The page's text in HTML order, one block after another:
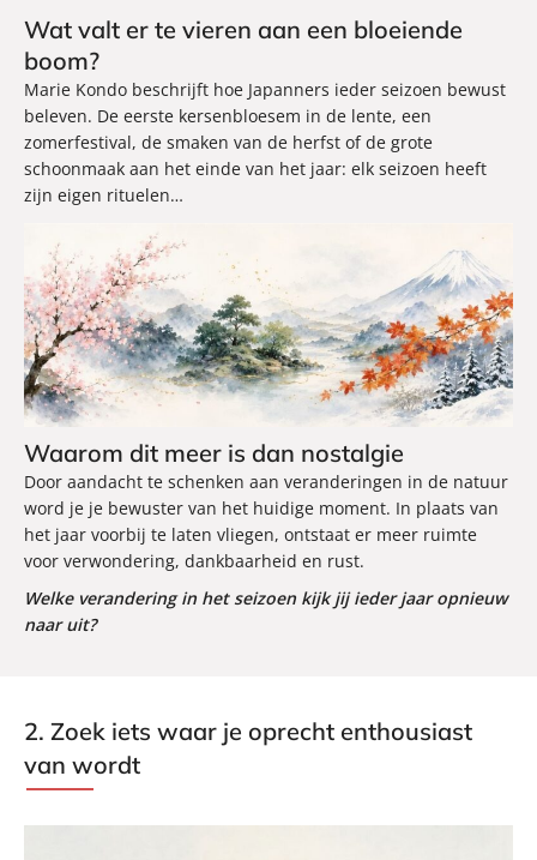
Wat valt er te vieren aan een bloeiende
boom?
Marie Kondo beschrijft hoe Japanners ieder seizoen bewust
beleven. De eerste kersenbloesem in de lente, een
zomerfestival, de smaken van de herfst of de grote
schoonmaak aan het einde van het jaar: elk seizoen heeft
zijn eigen rituelen…
Waarom dit meer is dan nostalgie
Door aandacht te schenken aan veranderingen in de natuur
word je je bewuster van het huidige moment. In plaats van
het jaar voorbij te laten vliegen, ontstaat er meer ruimte
voor verwondering, dankbaarheid en rust.
Welke verandering in het seizoen kijk jij ieder jaar opnieuw
naar uit?
2. Zoek iets waar je oprecht enthousiast
van wordt